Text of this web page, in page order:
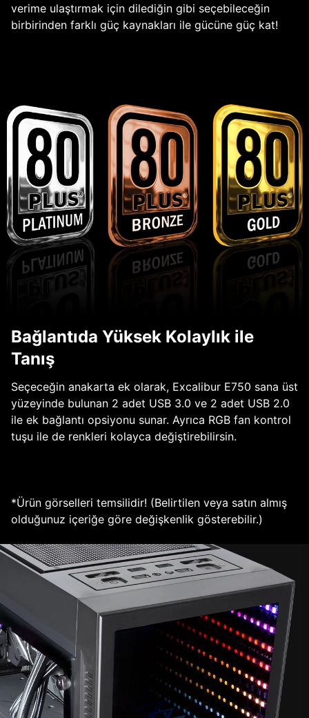
verime ulaştırmak için dilediğin gibi seçebileceğin
birbirinden farklı güç kaynakları ile gücüne güç kat!
Bağlantıda Yüksek Kolaylık ile
Tanış
Seçeceğin anakarta ek olarak, Excalibur E750 sana üst
yüzeyinde bulunan 2 adet USB 3.0 ve 2 adet USB 2.0
ile ek bağlantı opsiyonu sunar. Ayrıca RGB fan kontrol
tuşu ile de renkleri kolayca değiştirebilirsin.
*Ürün görselleri temsilidir! (Belirtilen veya satın almış
olduğunuz içeriğe göre değişkenlik gösterebilir.)